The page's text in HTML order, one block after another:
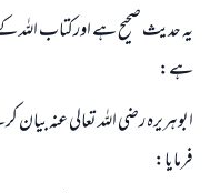
يہ حديث صحيح ہے اوركتاب اللہ
ہے:
ابوہريرہ رضي اللہ تعالي عنہ
فرمايا: